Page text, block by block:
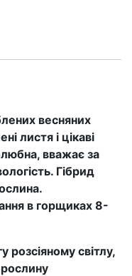
весняних
листя і цікаві
на, вважає за
Гібрид
в горщиках 8-
розсіяному світлу,